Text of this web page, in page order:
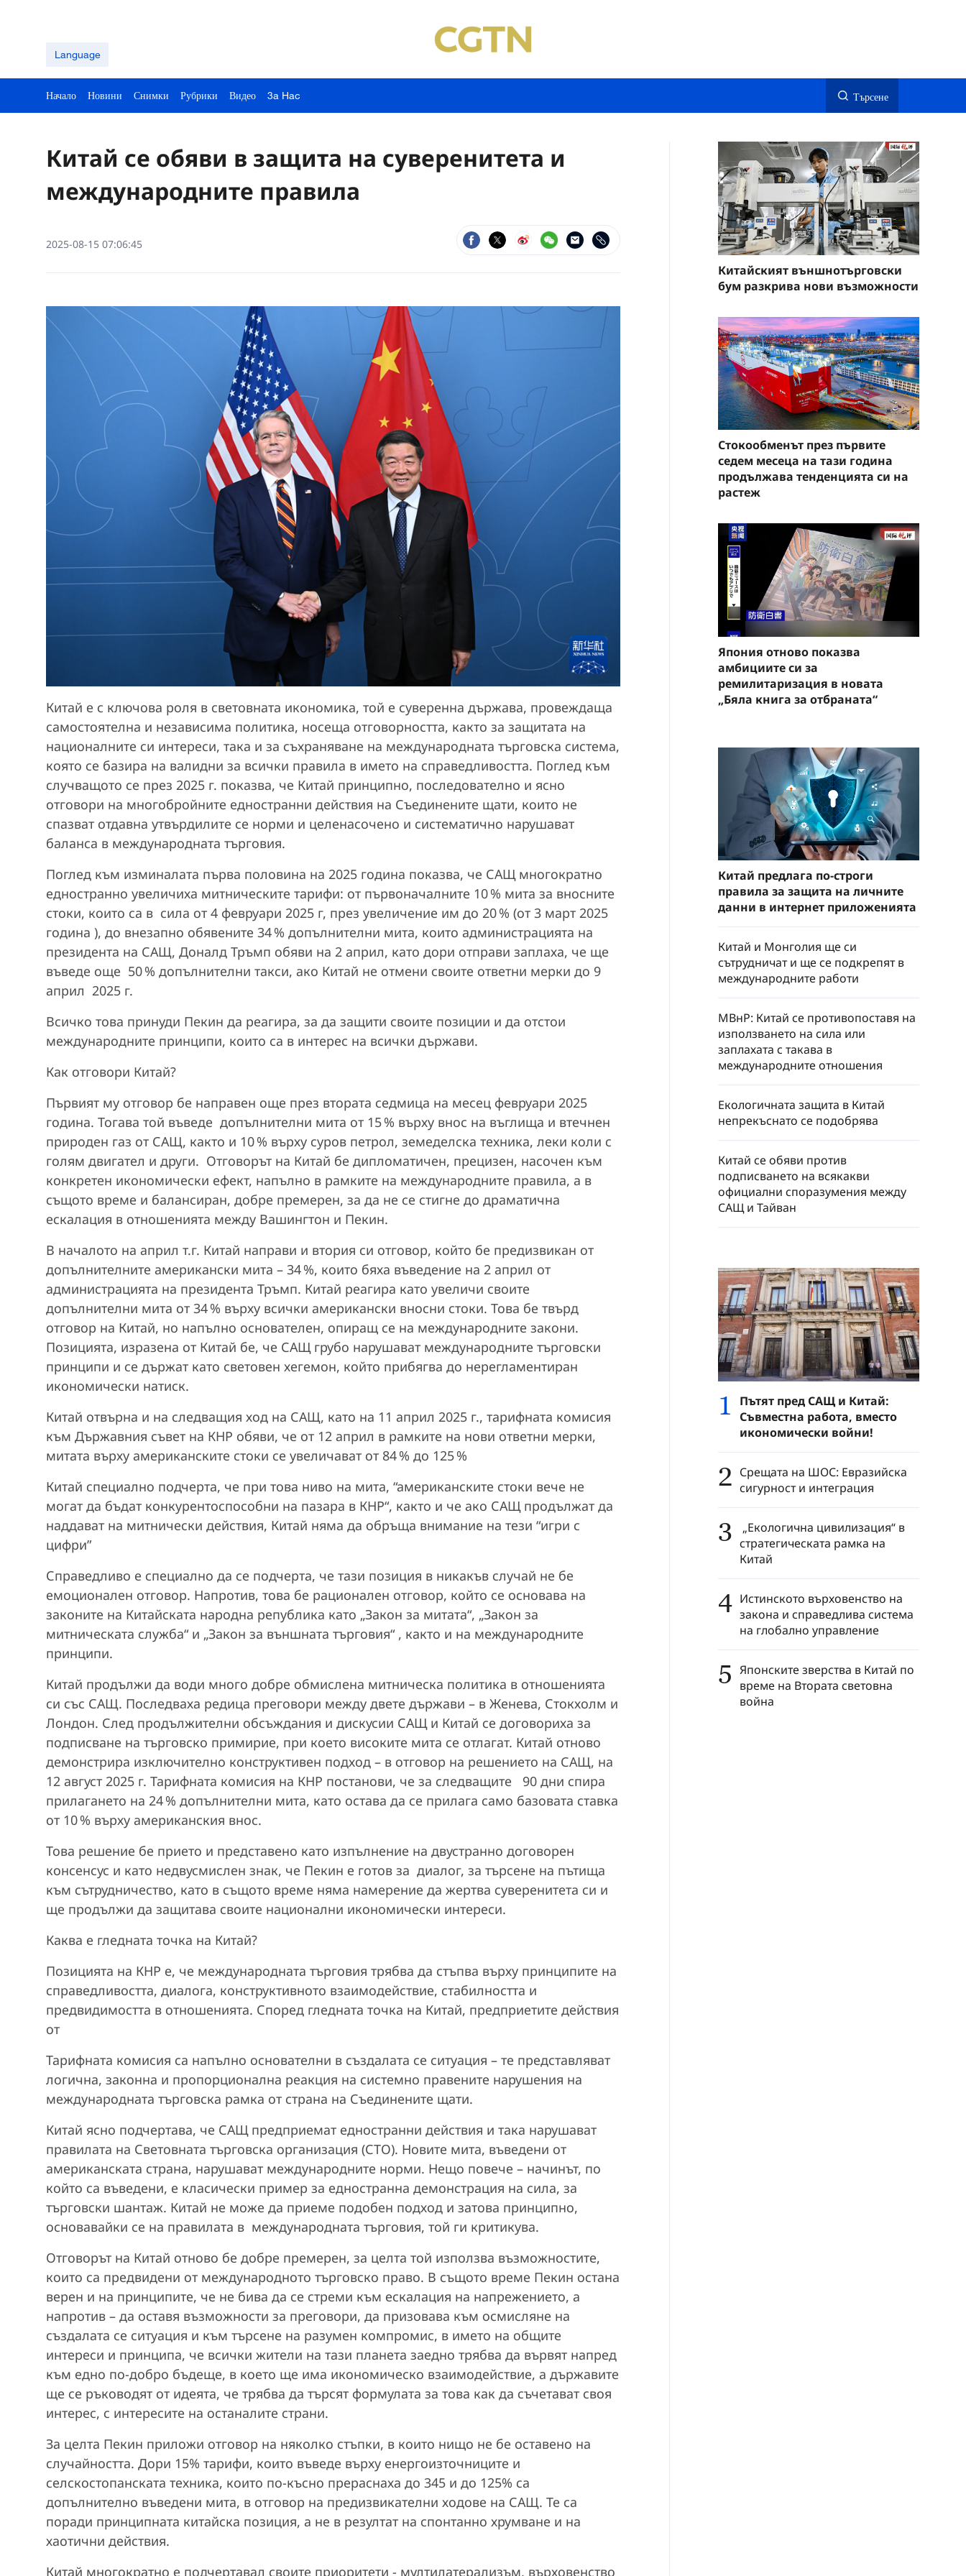
Language
Начало Новини Снимки Рубрики Видео 3a Hac Търсене
Китай се обяви в защита на суверенитета и
международните правила
2025-08-15 07:06:45
Китай е с ключова роля в световната икономика, той е суверенна държава, провеждаща
самостоятелна и независима политика, носеща отговорността, както за защитата на
националните си интереси, така и за съхраняване на международната търговска система,
която се базира на валидни за всички правила в името на справедливостта. Поглед към
случващото се през 2025 г. показва, че Китай принципно, последователно и ясно
отговори на многобройните едностранни действия на Съединените щати, които не
спазват отдавна утвърдилите се норми и целенасочено и систематично нарушават
баланса в международната търговия.
Поглед към изминалата първа половина на 2025 година показва, че САЩ многократно
едностранно увеличиха митническите тарифи: от първоначалните 10 % мита за вносните
стоки, които са в сила от 4 февруари 2025 г, през увеличение им до 20 % (от 3 март 2025
година ), до внезапно обявените 34 % допълнителни мита, които администрацията на
президента на САЩ, Доналд Тръмп обяви на 2 април, като дори отправи заплаха, че ще
въведе още 50 % допълнителни такси, ако Китай не отмени своите ответни мерки до 9
април 2025 г.
Всичко това принуди Пекин да реагира, за да защити своите позиции и да отстои
международните принципи, които са в интерес на всички държави.
Как отговори Китай?
Първият му отговор бе направен още през втората седмица на месец февруари 2025
година. Тогава той въведе допълнителни мита от 15 % върху внос на въглища и втечнен
природен газ от САЩ, както и 10 % върху суров петрол, земеделска техника, леки коли с
голям двигател и други. Отговорът на Китай бе дипломатичен, прецизен, насочен към
конкретен икономически ефект, напълно в рамките на международните правила, а в
същото време и балансиран, добре премерен, за да не се стигне до драматична
ескалация в отношенията между Вашингтон и Пекин.
В началото на април т.г. Китай направи и втория си отговор, който бе предизвикан от
допълнителните американски мита – 34 %, които бяха въведение на 2 април от
администрацията на президента Тръмп. Китай реагира като увеличи своите
допълнителни мита от 34 % върху всички американски вносни стоки. Това бе твърд
отговор на Китай, но напълно основателен, опиращ се на международните закони.
Позицията, изразена от Китай бе, че САЩ грубо нарушават международните търговски
принципи и се държат като световен хегемон, който прибягва до нерегламентиран
икономически натиск.
Китай отвърна и на следващия ход на САЩ, като на 11 април 2025 г., тарифната комисия
към Държавния съвет на КНР обяви, че от 12 април в рамките на нови ответни мерки,
митата върху американските стоки се увеличават от 84 % до 125 %
Китай специално подчерта, че при това ниво на мита, “американските стоки вече не
могат да бъдат конкурентоспособни на пазара в КНР“, както и че ако САЩ продължат да
наддават на митнически действия, Китай няма да обръща внимание на тези “игри с
цифри”
Справедливо е специално да се подчерта, че тази позиция в никакъв случай не бе
емоционален отговор. Напротив, това бе рационален отговор, който се основава на
законите на Китайската народна република като „Закон за митата“, „Закон за
митническата служба“ и „Закон за външната търговия“ , както и на международните
принципи.
Китай продължи да води много добре обмислена митническа политика в отношенията
си със САЩ. Последваха редица преговори между двете държави – в Женева, Стокхолм и
Лондон. След продължителни обсъждания и дискусии САЩ и Китай се договориха за
подписване на търговско примирие, при което високите мита се отлагат. Китай отново
демонстрира изключително конструктивен подход – в отговор на решението на САЩ, на
12 август 2025 г. Тарифната комисия на КНР постанови, че за следващите 90 дни спира
прилагането на 24 % допълнителни мита, като остава да се прилага само базовата ставка
от 10 % върху американския внос.
Това решение бе прието и представено като изпълнение на двустранно договорен
консенсус и като недвусмислен знак, че Пекин е готов за диалог, за търсене на пътища
към сътрудничество, като в същото време няма намерение да жертва суверенитета си и
ще продължи да защитава своите национални икономически интереси.
Каква е гледната точка на Китай?
Позицията на КНР е, че международната търговия трябва да стъпва върху принципите на
справедливостта, диалога, конструктивното взаимодействие, стабилността и
предвидимостта в отношенията. Според гледната точка на Китай, предприетите действия
от
Тарифната комисия са напълно основателни в създалата се ситуация – те представляват
логична, законна и пропорционална реакция на системно правените нарушения на
международната търговска рамка от страна на Съединените щати.
Китай ясно подчертава, че САЩ предприемат едностранни действия и така нарушават
правилата на Световната търговска организация (СТО). Новите мита, въведени от
американската страна, нарушават международните норми. Нещо повече – начинът, по
който са въведени, е класически пример за едностранна демонстрация на сила, за
търговски шантаж. Китай не може да приеме подобен подход и затова принципно,
основавайки се на правилата в международната търговия, той ги критикува.
Отговорът на Китай отново бе добре премерен, за целта той използва възможностите,
които са предвидени от международното търговско право. В същото време Пекин остана
верен и на принципите, че не бива да се стреми към ескалация на напрежението, а
напротив – да оставя възможности за преговори, да призовава към осмисляне на
създалата се ситуация и към търсене на разумен компромис, в името на общите
интереси и принципа, че всички жители на тази планета заедно трябва да вървят напред
към едно по-добро бъдеще, в което ще има икономическо взаимодействие, а държавите
ще се ръководят от идеята, че трябва да търсят формулата за това как да съчетават своя
интерес, с интересите на останалите страни.
За целта Пекин приложи отговор на няколко стъпки, в които нищо не бе оставено на
случайността. Дори 15% тарифи, които въведе върху енергоизточниците и
селскостопанската техника, които по-късно прераснаха до 345 и до 125% са
допълнително въведени мита, в отговор на предизвикателни ходове на САЩ. Те са
поради принципната китайска позиция, а не в резултат на спонтанно хрумване и на
хаотични действия.
Китай многократно е подчертавал своите приоритети - мултилатерализъм, върховенство
Китайският външнотърговски
бум разкрива нови възможности
Стокообменът през първите
седем месеца на тази година
продължава тенденцията си на
растеж
Япония отново показва
амбициите си за
ремилитаризация в новата
„Бяла книга за отбраната“
Китай предлага по-строги
правила за защита на личните
данни в интернет приложенията
Китай и Монголия ще си
сътрудничат и ще се подкрепят в
международните работи
МВнР: Китай се противопоставя на
използването на сила или
заплахата с такава в
международните отношения
Екологичната защита в Китай
непрекъснато се подобрява
Китай се обяви против
подписването на всякакви
официални споразумения между
САЩ и Тайван
1
Пътят пред САЩ и Китай:
Съвместна работа, вместо
икономически войни!
2 Срещата на ШОС: Евразийска
сигурност и интеграция
3
„Екологична цивилизация“ в
стратегическата рамка на
Китай
4 Истинското върховенство на
закона и справедлива система
на глобално управление
5 Японските зверства в Китай по
време на Втората световна
война